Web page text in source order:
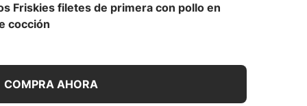
Friskies filetes de primera con pollo en
cocción
COMPRA AHORA